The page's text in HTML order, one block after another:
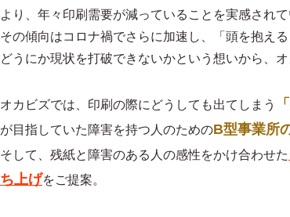
より、年々印刷需要が減っていることを実感されて
その傾向はコロナ禍でさらに加速し、「頭を抱え
どうにか現状を打破できないかという想いから、
オカビズでは、印刷の際にどうしても出てしまう
が目指していた障害を持つ人のためのB型事業所
そして、残紙と障害のある人の感性をかけ合わせた
ち上げをご提案。